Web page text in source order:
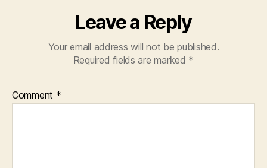
Leave a Reply
Your email address will not be published.
Required fields are marked *
Comment *